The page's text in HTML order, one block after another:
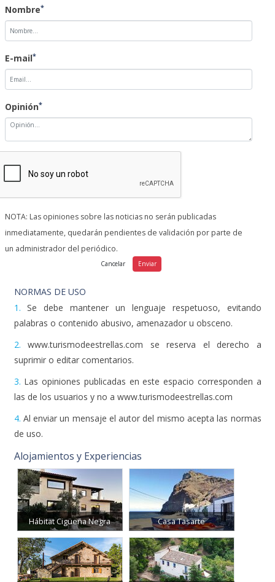
Nombre*
E-mail*
Opinión*
NOTA: Las opiniones sobre las noticias no serán publicadas
inmediatamente, quedarán pendientes de validación por parte de
un administrador del periódico.
NORMAS DE USO
1. Se debe mantener un lenguaje respetuoso, evitando
palabras o contenido abusivo, amenazador u obsceno.
2. www.turismodeestrellas.com se reserva el derecho a
suprimir o editar comentarios.
3. Las opiniones publicadas en este espacio corresponden a
las de los usuarios y no a www.turismodeestrellas.com
4. Al enviar un mensaje el autor del mismo acepta las normas
de uso.
Alojamientos y Experiencias
Hábitat Cigüeña Negra Casa Tasarte